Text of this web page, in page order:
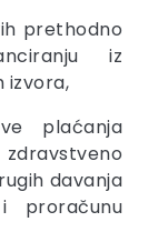
prethodno
iz
izvora,
plaćanja
davanja
proračunu